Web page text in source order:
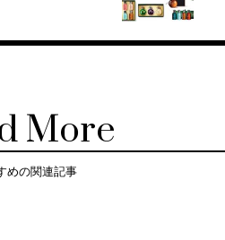
More
めの関連記事